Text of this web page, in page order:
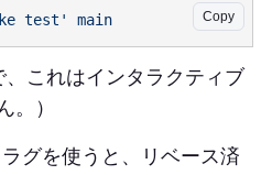
Copy
test'
、これはインタラクティブ
。）
ラグを使うと、リベース済